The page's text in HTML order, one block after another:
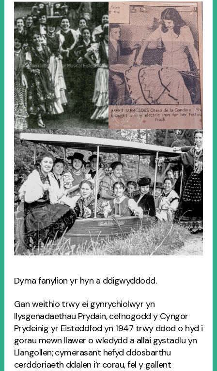
Dyma fanylion yr hyn a ddigwyddodd.
Gan weithio trwy ei gynrychiolwyr yn
llysgenadaethau Prydain, cefnogodd y Cyngor
Prydeinig yr Eisteddfod yn 1947 trwy ddod o hyd i
gorau mewn llawer o wledydd a allai gystadlu yn
Llangollen; cymerasant hefyd ddosbarthu
cerddoriaeth ddalen i’r corau, fel y gallent